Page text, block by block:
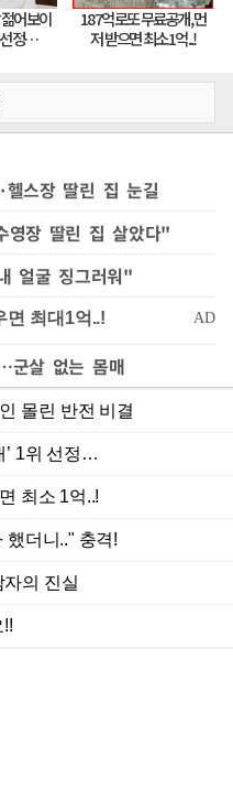
스장 딸린 집 눈길
장 딸린 집 살았다"
얼굴 징그러워"
군살 없는 몸매